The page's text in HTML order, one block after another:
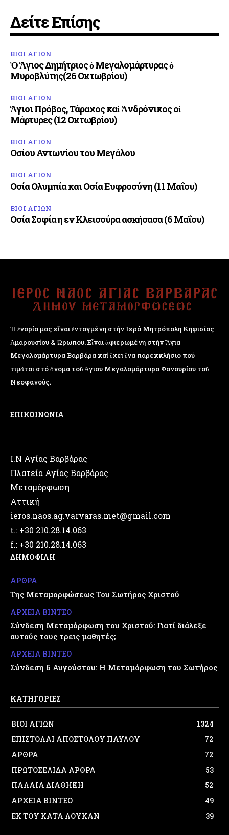
Δείτε Επίσης
ΒΙΟΙ ΑΓΙΩΝ
Ὁ Ἅγιος Δημήτριος ὁ Μεγαλομάρτυρας ὁ
Μυροβλύτης(26 Οκτωβρίου)
ΒΙΟΙ ΑΓΙΩΝ
Ἅγιοι Πρόβος, Τάραχος καὶ Ἀνδρόνικος οἱ
Μάρτυρες (12 Οκτωβρίου)
ΒΙΟΙ ΑΓΙΩΝ
Οσίου Αντωνίου του Μεγάλου
ΒΙΟΙ ΑΓΙΩΝ
Οσία Ολυμπία και Οσία Ευφροσύνη (11 Μαΐου)
ΒΙΟΙ ΑΓΙΩΝ
Οσία Σοφία η εν Κλεισούρα ασκήσασα (6 Μαΐου)
Ἡ ἐνορία μας εἶναι ἐνταγμένη στήν Ἱερά Μητρόπολη Κηφισίας
Ἁμαρουσίου & Ὠρωπου. Εἶναι ἀφιερωμένη στήν Ἅγια
Μεγαλομάρτυρα Βαρβάρα καί ἔχει ἕνα παρεκκλήσιο πού
τιμᾶται στό ὄνομα τοῦ Ἁγιου Μεγαλομάρτυρα Φανουρίου τοῦ
Νεοφανούς.
ΕΠΙΚΟΙΝΩΝΙΑ
Ι.Ν Αγίας Βαρβάρας
Πλατεία Αγίας Βαρβάρας
Μεταμόρφωση
Αττική
ieros.naos.ag.varvaras.met@gmail.com
t.: +30 210.28.14.063
f.: +30 210.28.14.063
ΔΗΜΟΦΙΛΗ
ΑΡΘΡΑ
Της Μεταμορφώσεως Του Σωτήρος Χριστού
ΑΡΧΕΙΑ ΒΙΝΤΕΟ
Σύνδεση Μεταμόρφωση του Χριστού: Γιατί διάλεξε
αυτούς τους τρεις μαθητές;
ΑΡΧΕΙΑ ΒΙΝΤΕΟ
Σύνδεση 6 Αυγούστου: Η Μεταμόρφωση του Σωτήρος
ΚΑΤΗΓΟΡΙΕΣ
ΒΙΟΙ ΑΓΙΩΝ
1324
ΕΠΙΣΤΟΛΑΙ ΑΠΟΣΤΟΛΟΥ ΠΑΥΛΟΥ
72
ΑΡΘΡΑ
72
ΠΡΩΤΟΣΕΛΙΔΑ ΑΡΘΡΑ
53
ΠΑΛΑΙΑ ΔΙΑΘΗΚΗ
52
ΑΡΧΕΙΑ ΒΙΝΤΕΟ
49
ΕΚ ΤΟΥ ΚΑΤΑ ΛΟΥΚΑΝ
39